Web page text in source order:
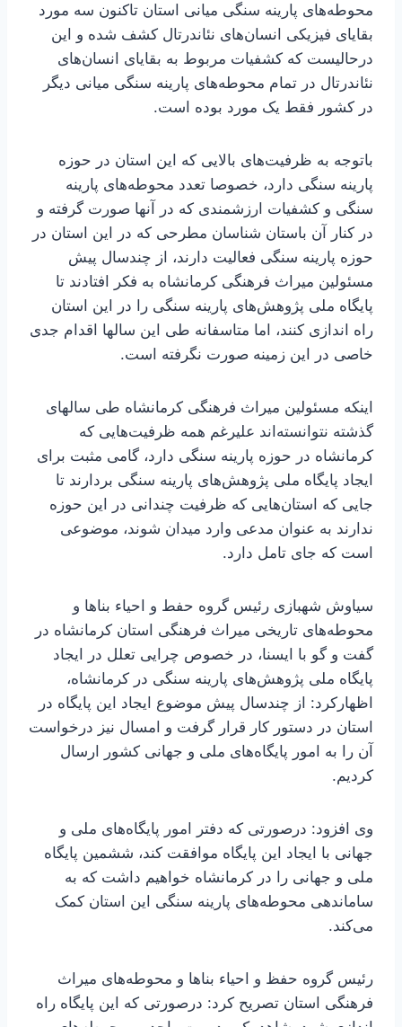
محوطه‌های پارینه سنگی میانی استان تاکنون سه مورد
بقایای فیزیکی انسان‌های نئاندرتال کشف شده و این
درحالیست که کشفیات مربوط به بقایای انسان‌های
نئاندرتال در تمام محوطه‌های پارینه سنگی میانی دیگر
در کشور فقط یک مورد بوده است.
باتوجه به ظرفیت‌های بالایی که این استان در حوزه
پارینه سنگی دارد، خصوصا تعدد محوطه‌های پارینه
سنگی و کشفیات ارزشمندی که در آنها صورت گرفته و
در کنار آن باستان شناسان مطرحی که در این استان در
حوزه پارینه سنگی فعالیت دارند، از چندسال پیش
مسئولین میراث فرهنگی کرمانشاه به فکر افتادند تا
پایگاه ملی پژوهش‌های پارینه سنگی را در این استان
راه اندازی کنند، اما متاسفانه طی این سالها اقدام جدی
خاصی در این زمینه صورت نگرفته است.
اینکه مسئولین میراث فرهنگی کرمانشاه طی سالهای
گذشته نتوانسته‌اند علیرغم همه ظرفیت‌هایی که
کرمانشاه در حوزه پارینه سنگی دارد، گامی مثبت برای
ایجاد پایگاه ملی پژوهش‌های پارینه سنگی بردارند تا
جایی که استان‌هایی که ظرفیت چندانی در این حوزه
ندارند به عنوان مدعی وارد میدان شوند، موضوعی
است که جای تامل دارد.
سیاوش شهبازی رئیس گروه حفط و احیاء بناها و
محوطه‌های تاریخی میراث فرهنگی استان کرمانشاه در
گفت و گو با ایسنا، در خصوص چرایی تعلل در ایجاد
پایگاه ملی پژوهش‌های پارینه سنگی در کرمانشاه،
اظهارکرد: از چندسال پیش موضوع ایجاد این پایگاه در
استان در دستور کار قرار گرفت و امسال نیز درخواست
آن را به امور پایگاه‌های ملی و جهانی کشور ارسال
کردیم.
وی افزود: درصورتی که دفتر امور پایگاه‌های ملی و
جهانی با ایجاد این پایگاه موافقت کند، ششمین پایگاه
ملی و جهانی را در کرمانشاه خواهیم داشت که به
ساماندهی محوطه‌های پارینه سنگی این استان کمک
می‌کند.
رئیس گروه حفظ و احیاء بناها و محوطه‌های میراث
فرهنگی استان تصریح کرد: درصورتی که این پایگاه راه